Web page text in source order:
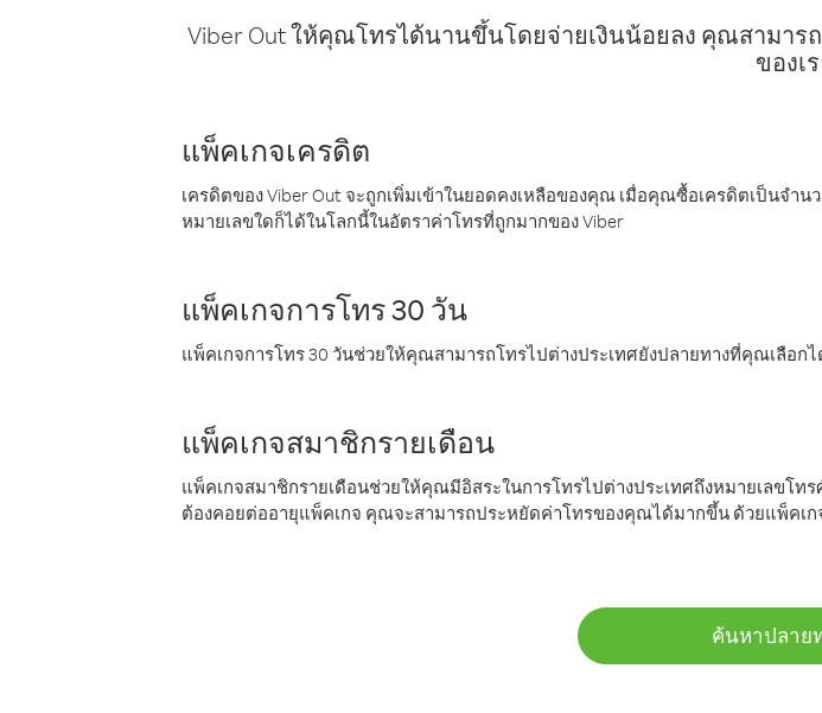
Viber Out ให้คุณโทรได้นานขึ้นโดยจ่ายเงินน้อยลง คุณสามาร
ของเ
แพ็คเกจเครดิต
เครดิตของ Viber Out จะถูกเพิ่มเข้าในยอดคงเหลือของคุณ เมื่อคุณซื้อเครดิตเป็นจำ
หมายเลขใดก็ได้ในโลกนี้ในอัตราค่าโทรที่ถูกมากของ Viber
แพ็คเกจการโทร 30 วัน
แพ็คเกจการโทร 30 วันช่วยให้คุณสามารถโทรไปต่างประเทศยังปลายทางที่คุณเลือก
แพ็คเกจสมาชิกรายเดือน
แพ็คเกจสมาชิกรายเดือนช่วยให้คุณมีอิสระในการโทรไปต่างประเทศถึงหมายเลขโ
ต้องคอยต่ออายุแพ็คเกจ คุณจะสามารถประหยัดค่าโทรของคุณได้มากขึ้น ด้วยแพ็คเก
ค้นหาปลาย